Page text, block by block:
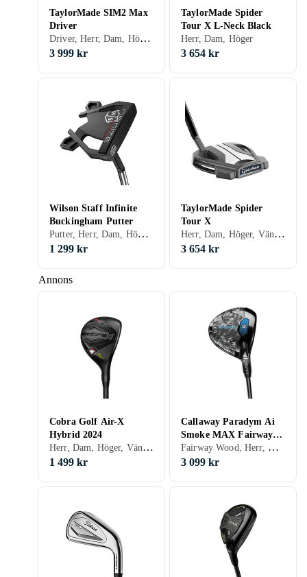
Annons
TaylorMade SIM2 Max
Driver
Driver, Herr, Dam, Höger, Vänster, Stålskaft, Grafitskaft
3 999 kr
TaylorMade Spider
Tour X L-Neck Black
Herr, Dam, Höger
3 654 kr
Wilson Staff Infinite
Buckingham Putter
Putter, Herr, Dam, Höger, Vänster, Stålskaft
1 299 kr
TaylorMade Spider
Tour X
Herr, Dam, Höger, Vänster
3 654 kr
Cobra Golf Air-X
Hybrid 2024
Herr, Dam, Höger, Vänster
1 499 kr
Callaway Paradym Ai
Smoke MAX Fairway
Wood
Fairway Wood, Herr, Dam, Höger, Vänster, Grafitskaft
3 099 kr